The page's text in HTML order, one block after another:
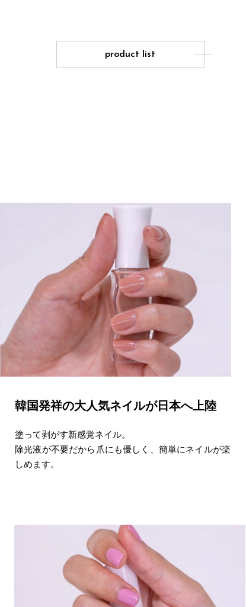
product list
韓国発祥の大人気ネイルが日本へ上陸
塗って剥がす新感覚ネイル。
除光液が不要だから爪にも優しく、簡単にネイルが楽
しめます。